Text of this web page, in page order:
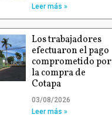
Leer más »
Los trabajadores
efectuaron el pago
comprometido por
la compra de
Cotapa
03/08/2026
Leer más »